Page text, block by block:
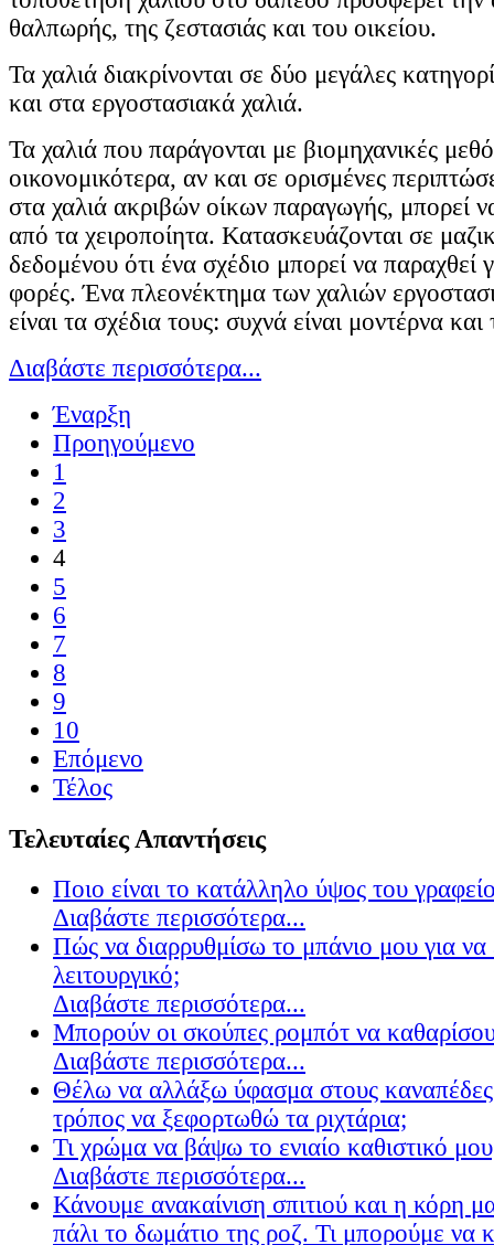
θαλπωρής, της ζεστασιάς και του οικείου.
Τα χαλιά διακρίνονται σε δύο μεγάλες
και στα εργοστασιακά χαλιά.
Τα χαλιά που παράγονται με βιομηχανικές
οικονομικότερα, αν και σε ορισμένες
στα χαλιά ακριβών οίκων παραγωγής, μπορεί
από τα χειροποίητα. Κατασκευάζονται σε
δεδομένου ότι ένα σχέδιο μπορεί να παραχθεί
φορές. Ένα πλεονέκτημα των χαλιών
είναι τα σχέδια τους: συχνά είναι μοντέρνα
Διαβάστε περισσότερα...
Έναρξη
Προηγούμενο
1
2
3
4
5
6
7
8
9
10
Επόμενο
Τέλος
Τελευταίες Απαντήσεις
Ποιο είναι το κατάλληλο ύψος του
Διαβάστε περισσότερα...
Πώς να διαρρυθμίσω το μπάνιο μου για να
λειτουργικό;
Διαβάστε περισσότερα...
Μπορούν οι σκούπες ρομπότ να
Διαβάστε περισσότερα...
Θέλω να αλλάξω ύφασμα στους
τρόπος να ξεφορτωθώ τα ριχτάρια;
Τι χρώμα να βάψω το ενιαίο καθιστικό
Διαβάστε περισσότερα...
Κάνουμε ανακαίνιση σπιτιού και η κόρη
πάλι το δωμάτιο της ροζ. Τι μπορούμε να